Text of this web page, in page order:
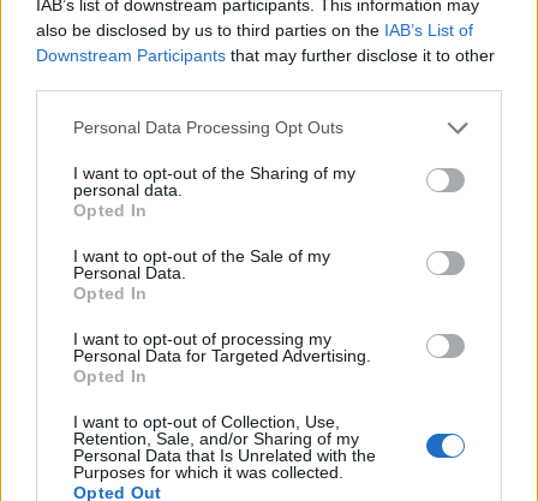
IAB’s list of downstream participants. This information may
also be disclosed by us to third parties on the IAB’s List of
Downstream Participants that may further disclose it to other
Please note that this website/app uses one or more Google
not limited to your visit or usage behaviour. You may click to
grant or deny consent to Google and its third-party tags to
use your data for below specified purposes in below Google
consent section.
Personal Data Processing Opt Outs
I want to opt-out of the Sharing of my
personal data.
Opted In
I want to opt-out of the Sale of my
Personal Data.
Opted In
I want to opt-out of processing my
Personal Data for Targeted Advertising.
Opted In
I want to opt-out of Collection, Use,
Retention, Sale, and/or Sharing of my
Personal Data that Is Unrelated with the
Purposes for which it was collected.
Opted Out
Az olasz étteremek luxusligája 1. rész
- Le Calandre
Az étterem emblematikus étele Az olasz konyháról –
tulajdonképpen teljes joggal – alapvetően azt terjedt